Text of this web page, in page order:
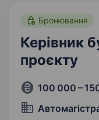
Бронювання
Керівник
проєкту
100 000 –